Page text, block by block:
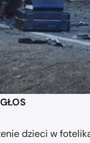
dzieci w